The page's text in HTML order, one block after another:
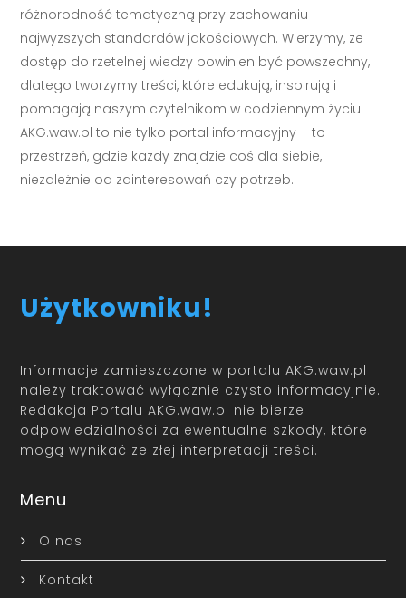
różnorodność tematyczną przy zachowaniu
najwyższych standardów jakościowych. Wierzymy, że
dostęp do rzetelnej wiedzy powinien być powszechny,
dlatego tworzymy treści, które edukują, inspirują i
pomagają naszym czytelnikom w codziennym życiu.
AKG.waw.pl to nie tylko portal informacyjny – to
przestrzeń, gdzie każdy znajdzie coś dla siebie,
niezależnie od zainteresowań czy potrzeb.
Użytkowniku!
Informacje zamieszczone w portalu AKG.waw.pl
należy traktować wyłącznie czysto informacyjnie.
Redakcja Portalu AKG.waw.pl nie bierze
odpowiedzialności za ewentualne szkody, które
mogą wynikać ze złej interpretacji treści.
Menu
O nas
Kontakt